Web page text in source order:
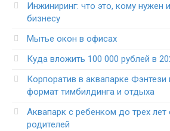
Инжиниринг: что это, кому нужен
бизнесу
Мытье окон в офисах
Куда вложить 100 000 рублей в
Корпоратив в аквапарке
формат тимбилдинга и отдыха
Аквапарк с ребенком до трех
родителей